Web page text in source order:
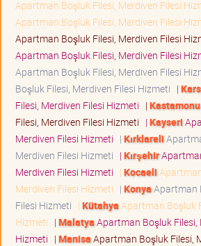
Apartman Boşluk Filesi, Merdiven Filesi
Apartman Boşluk Filesi, Merdiven Filesi
Apartman Boşluk Filesi, Merdiven Filesi
Apartman Boşluk Filesi, Merdiven Filesi
Apartman Boşluk Filesi, Merdiven Filesi
Boşluk Filesi, Merdiven Filesi Hizmeti | Kars
Filesi, Merdiven Filesi Hizmeti | Kastamonu
Filesi, Merdiven Filesi Hizmeti | Kayseri
Merdiven Filesi Hizmeti | Kırklareli
Merdiven Filesi Hizmeti | Kırşehir
Merdiven Filesi Hizmeti | Kocaeli
Merdiven Filesi Hizmeti | KonyaApartman
Filesi Hizmeti | Kütahya Apartman Boşluk
Hizmeti | MalatyaApartman Boşluk Filesi,
Hizmeti | ManisaApartman Boşluk Filesi,